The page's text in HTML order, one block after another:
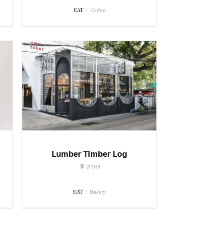
EAT / Coffee
Lumber Timber Log
สาทร
EAT / Bakery